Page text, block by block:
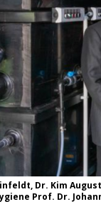
Dr. Kim
Prof. Dr.